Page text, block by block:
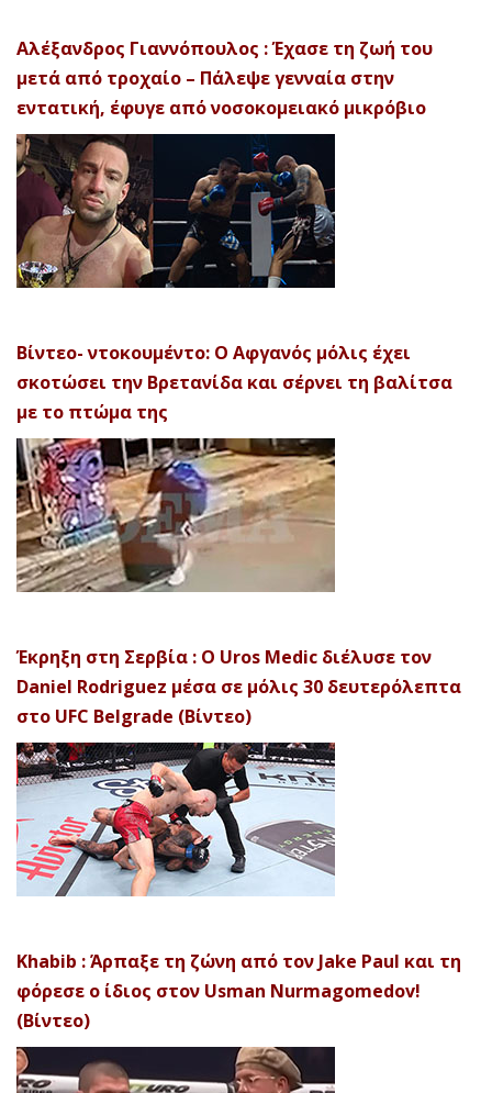
Αλέξανδρος Γιαννόπουλος : Έχασε τη ζωή του
μετά από τροχαίο – Πάλεψε γενναία στην
εντατική, έφυγε από νοσοκομειακό μικρόβιο
Βίντεο- ντοκουμέντο: Ο Αφγανός μόλις έχει
σκοτώσει την Βρετανίδα και σέρνει τη βαλίτσα
με το πτώμα της
Έκρηξη στη Σερβία : Ο Uros Medic διέλυσε τον
Daniel Rodriguez μέσα σε μόλις 30 δευτερόλεπτα
στο UFC Belgrade (Βίντεο)
Khabib : Άρπαξε τη ζώνη από τον Jake Paul και τη
φόρεσε ο ίδιος στον Usman Nurmagomedov!
(Βίντεο)